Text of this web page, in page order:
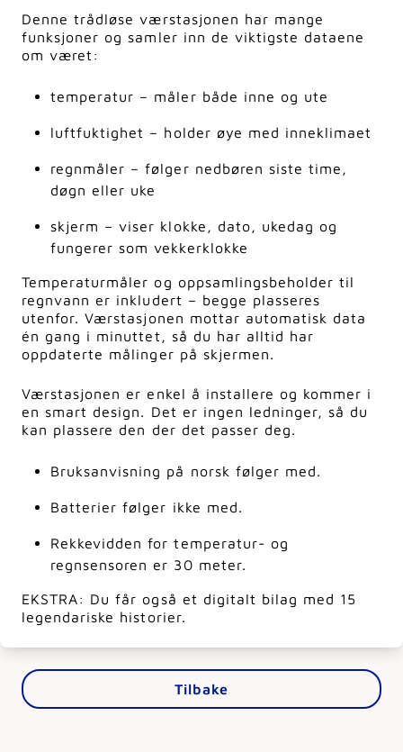
Denne trådløse værstasjonen har mange
funksjoner og samler inn de viktigste dataene
om været:
temperatur – måler både inne og ute
luftfuktighet – holder øye med inneklimaet
regnmåler – følger nedbøren siste time,
døgn eller uke
skjerm – viser klokke, dato, ukedag og
fungerer som vekkerklokke
Temperaturmåler og oppsamlingsbeholder til
regnvann er inkludert – begge plasseres
utenfor. Værstasjonen mottar automatisk data
én gang i minuttet, så du har alltid har
oppdaterte målinger på skjermen.
Værstasjonen er enkel å installere og kommer i
en smart design. Det er ingen ledninger, så du
kan plassere den der det passer deg.
Bruksanvisning på norsk følger med.
Batterier følger ikke med.
Rekkevidden for temperatur- og
regnsensoren er 30 meter.
EKSTRA: Du får også et digitalt bilag med 15
legendariske historier.
Tilbake